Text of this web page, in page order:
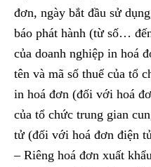
đơn, ngày bắt đầu sử
báo phát hành (từ số…
của doanh nghiệp in hoá
tên và mã số thuế của tổ
in hoá đơn (đối với hoá
của tổ chức trung gian
tử (đối với hoá đơn điện
– Riêng hoá đơn xuất